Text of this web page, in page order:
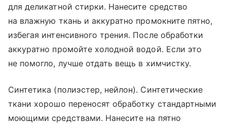
для деликатной стирки. Нанесите средство
на влажную ткань и аккуратно промокните пятно,
избегая интенсивного трения. После обработки
аккуратно промойте холодной водой. Если это
не помогло, лучше отдать вещь в химчистку.
Синтетика (полиэстер, нейлон). Синтетические
ткани хорошо переносят обработку стандартными
моющими средствами. Нанесите на пятно